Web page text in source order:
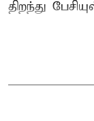
திறந்து